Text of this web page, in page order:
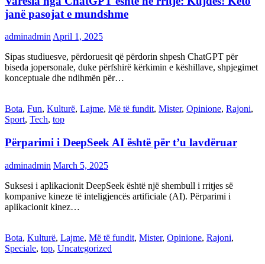
janë pasojat e mundshme
adminadmin April 1, 2025
Sipas studiuesve, përdoruesit që përdorin shpesh ChatGPT për
biseda jopersonale, duke përfshirë kërkimin e këshillave, shpjegimet
konceptuale dhe ndihmën për…
Bota, Fun, Kulturë, Lajme, Më të fundit, Mister, Opinione, Rajoni,
Sport, Tech, top
Përparimi i DeepSeek AI është për t’u lavdëruar
adminadmin March 5, 2025
Suksesi i aplikacionit DeepSeek është një shembull i rritjes së
kompanive kineze të inteligjencës artificiale (AI). Përparimi i
aplikacionit kinez…
Bota, Kulturë, Lajme, Më të fundit, Mister, Opinione, Rajoni,
Speciale, top, Uncategorized